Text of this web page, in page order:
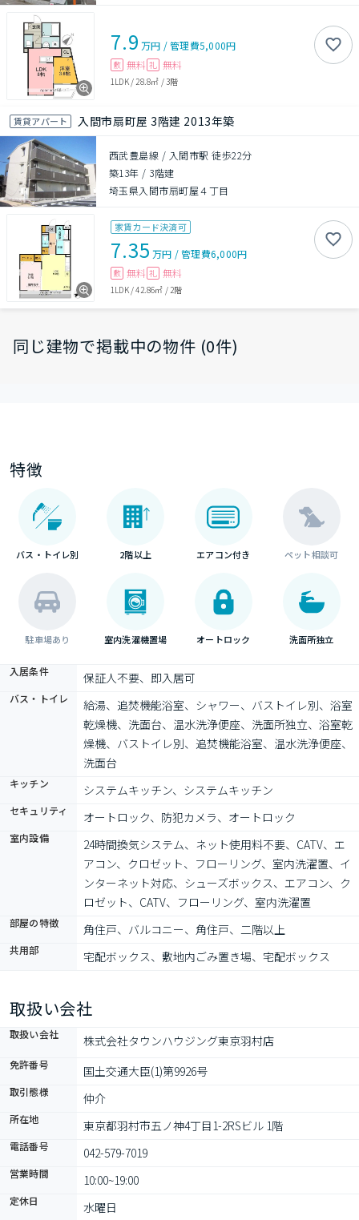
7.9 万円 /管理費5,000円
敷 無料 礼 無料
1LDK/ 28.8㎡ /3階
賃貸アパート 入間市扇町屋 3階建 2013年築
西武豊島線 / 入間市駅 徒歩22分
築13年 / 3階建
埼玉県入間市扇町屋４丁目
家賃カード決済可
7.35 万円 /管理費6,000円
敷 無料 礼 無料
1LDK/42.86㎡ /2階
同じ建物で掲載中の物件 (0件)
特徴
バス・トイレ別 2階以上 エアコン付き ペット相談可
駐車場あり 室内洗濯機置場 オートロック 洗面所独立
入居条件 保証人不要、即入居可
バス・トイレ
給湯、追焚機能浴室、シャワー、バストイレ別、浴室
乾燥機、洗面台、温水洗浄便座、洗面所独立、浴室乾
燥機、バストイレ別、追焚機能浴室、温水洗浄便座、
洗面台
キッチン システムキッチン、システムキッチン
セキュリティ オートロック、防犯カメラ、オートロック
室内設備
24時間換気システム、ネット使用料不要、CATV、エ
アコン、クロゼット、フローリング、室内洗濯置、イ
ンターネット対応、シューズボックス、エアコン、ク
ロゼット、CATV、フローリング、室内洗濯置
部屋の特徴 角住戸、バルコニー、角住戸、二階以上
共用部 宅配ボックス、敷地内ごみ置き場、宅配ボックス
取扱い会社
取扱い会社 株式会社タウンハウジング東京羽村店
免許番号 国土交通大臣(1)第9926号
取引態様 仲介
所在地 東京都羽村市五ノ神4丁目1-2RSビル 1階
電話番号 042-579-7019
営業時間 10:00~19:00
定休日 水曜日